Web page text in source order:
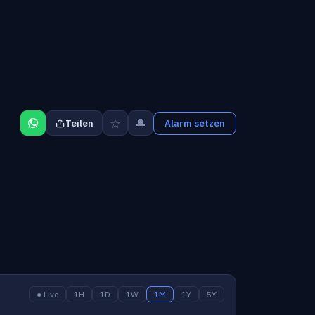
Teilen ☆ 🔔 Alarm setzen
● Live 1H 1D 1W 1M 1Y 5Y